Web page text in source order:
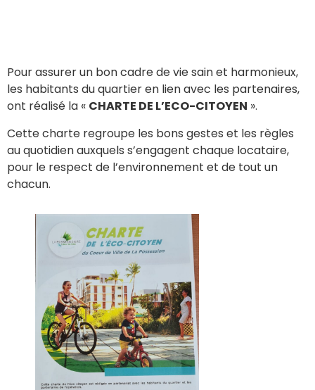
Pour assurer un bon cadre de vie sain et harmonieux,
les habitants du quartier en lien avec les partenaires,
ont réalisé la « CHARTE DE L’ECO-CITOYEN ».
Cette charte regroupe les bons gestes et les règles
au quotidien auxquels s’engagent chaque locataire,
pour le respect de l’environnement et de tout un
chacun.